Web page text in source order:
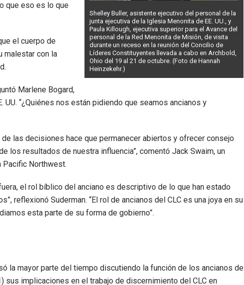
Shelley Buller, asistente ejecutivo del personal de la
junta ejecutiva de la Iglesia Menonita de EE. UU., y
Paula Killough, ejecutiva superior para el Avance del
personal de la Red Menonita de Misión, de visita
durante un receso en la reunión del Concilio de
Líderes Constituyentes llevada a cabo en Archbold,
Ohio del 19 al 21 de octubre. (Foto de Hannah
Heinzekehr.)
que eso es lo que
el cuerpo de
malestar con la
Marlene Bogard,
“¿Quiénes nos están pidiendo que seamos ancianos y
las decisiones hace que permanecer abiertos y ofrecer consejo
los resultados de nuestra influencia”, comentó Jack Swaim, un
Pacific Northwest.
el rol bíblico del anciano es descriptivo de lo que han estado
reflexionó Suderman. “El rol de ancianos del CLC es una joya en su
esta parte de su forma de gobierno”.
la mayor parte del tiempo discutiendo la función de los ancianos de
sus implicaciones en el trabajo de discernimiento del CLC en